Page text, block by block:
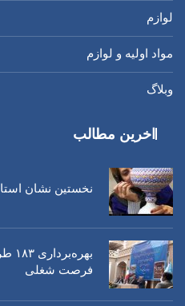
لوازم
مواد اولیه و لوازم
وبلاگ
اخرین مطالب
نخستین نشان
فرصت شغلی